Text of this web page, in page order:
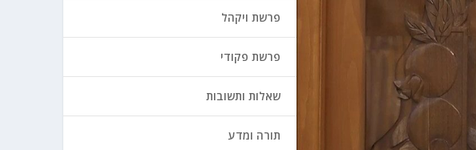
פרשת ויקהל
פרשת פקודי
שאלות ותשובות
תורה ומדע